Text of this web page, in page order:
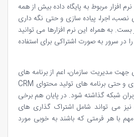
افزار مربوط به پایگاه داده بیش از همه
نصب، اجرا، پیاده سازی و حتی نگه داری
بست. به همراه این نرم افزارها می توانید
در سرور به صورت اشتراکی برای استفاده
جهت مدیریت سازمان، اعم از برنامه های
نرم افزاری مالی و حسابداری و حتی برنامه های تولید محتوای CRM
شبکه گذاشته شود. در پایان هم برخی
می تواند شامل اشتراک گذاری های
مهم با هر فرمتی که باشند به خوبی مورد